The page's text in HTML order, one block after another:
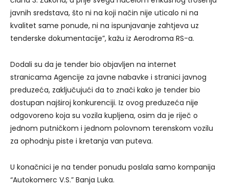
javnih sredstava, što ni na koji način nije uticalo ni na
kvalitet same ponude, ni na ispunjavanje zahtjeva uz
tenderske dokumentacije”, kažu iz Aerodroma RS-a.
Dodali su da je tender bio objavljen na internet
stranicama Agencije za javne nabavke i stranici javnog
preduzeća, zaključujući da to znači kako je tender bio
dostupan najširoj konkurenciji. Iz ovog preduzeća nije
odgovoreno koja su vozila kupljena, osim da je riječ o
jednom putničkom i jednom polovnom terenskom vozilu
za ophodnju piste i kretanja van puteva.
U konačnici je na tender ponudu poslala samo kompanija
“Autokomerc V.S.” Banja Luka.